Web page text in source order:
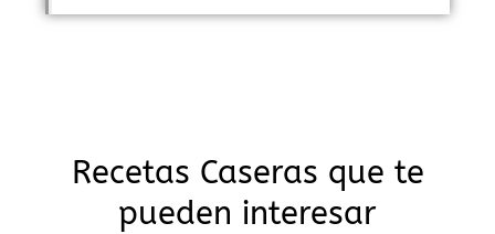
Recetas Caseras que te
pueden interesar